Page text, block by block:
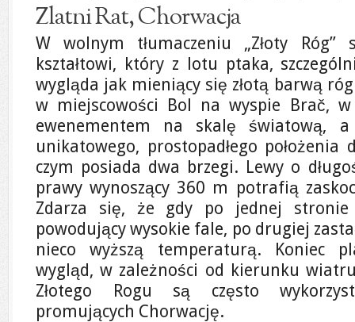
Zlatni Rat, Chorwacja
W wolnym tłumaczeniu „Złoty Róg”
kształtowi, który z lotu ptaka,
wygląda jak mieniący się złotą barwą
w miejscowości Bol na wyspie Brač,
ewenementem na skalę światową,
unikatowego, prostopadłego położenia
czym posiada dwa brzegi. Lewy o
prawy wynoszący 360 m potrafią
Zdarza się, że gdy po jednej
powodujący wysokie fale, po drugiej
nieco wyższą temperaturą. Koniec
wygląd, w zależności od kierunku
Złotego Rogu są często
promujących Chorwację.